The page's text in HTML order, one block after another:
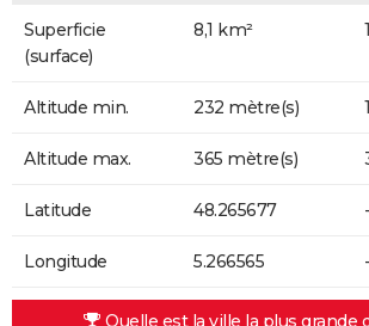
Superficie
(surface)
8,1 km²
Altitude min. 232 mètre(s)
Altitude max. 365 mètre(s)
Latitude 48.265677 -
Longitude 5.266565 -
Quelle est la ville la plus grande